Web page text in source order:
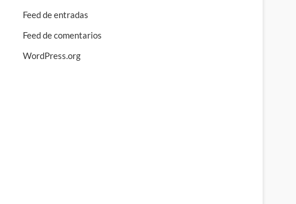
Feed de entradas
Feed de comentarios
WordPress.org